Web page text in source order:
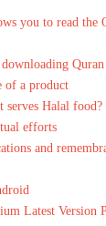
you to read the
of a product
serves Halal food?
efforts
and
Latest Version